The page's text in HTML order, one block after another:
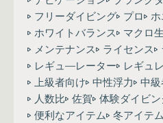
フリーダイビング プロ
ホワイトバランス
マクロ
メンテナンス
ライセンス
レギュ―レーター
レギュ
上級者向け 中性浮力 中
人数比 佐賀 体験ダイビ
便利なアイテム 冬アイテム